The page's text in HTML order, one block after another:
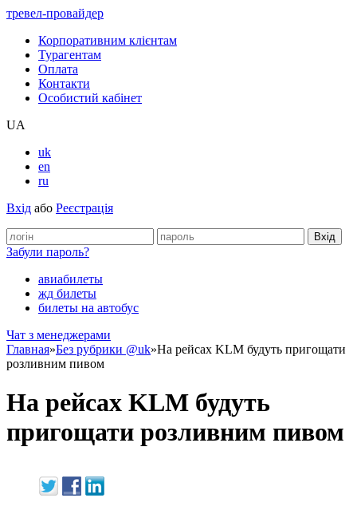
тревел-провайдер
Корпоративним клієнтам
Турагентам
Оплата
Контакти
Особистий кабінет
UA
uk
en
ru
Вхід або Реєстрація
Забули пароль?
авиабилеты
жд билеты
билеты на автобус
Чат з менеджерами
Главная»Без рубрики @uk»На рейсах KLM будуть пригощати
розливним пивом
На рейсах KLM будуть
пригощати розливним пивом